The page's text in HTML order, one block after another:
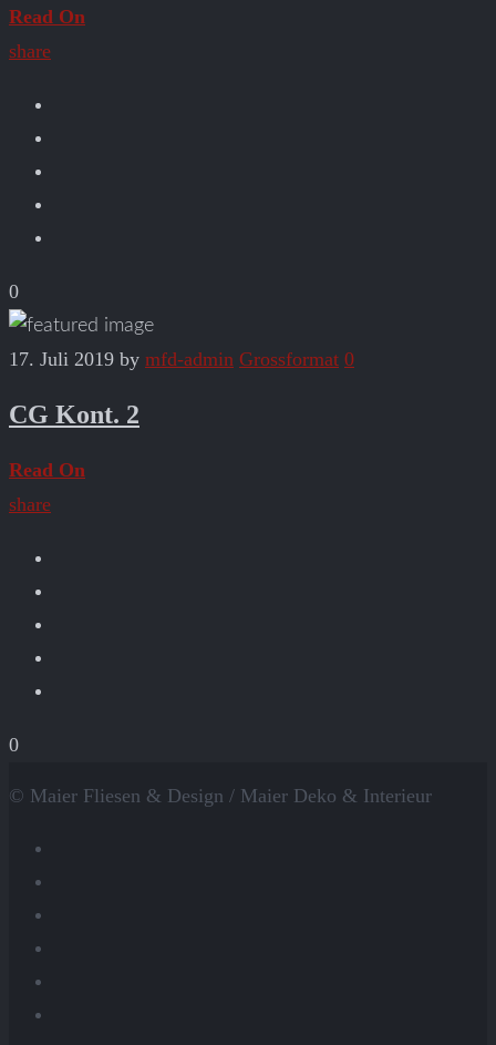
Read On
share
0
17. Juli 2019 by mfd-admin Grossformat 0
CG Kont. 2
Read On
share
0
© Maier Fliesen & Design / Maier Deko & Interieur